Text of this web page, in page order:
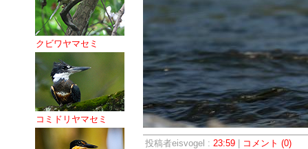
クビワヤマセミ
コミドリヤマセミ
投稿者eisvogel : 23:59| コメント (0)